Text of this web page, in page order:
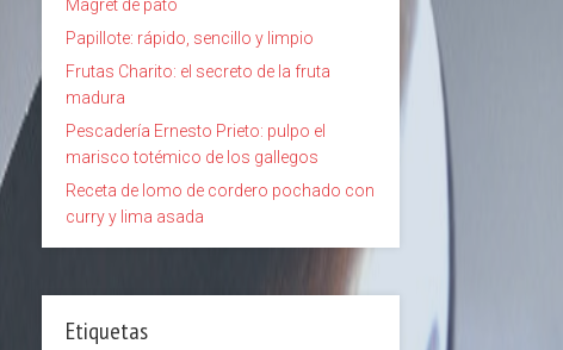
Magret de pato
Papillote: rápido, sencillo y limpio
Frutas Charito: el secreto de la fruta
madura
Pescadería Ernesto Prieto: pulpo el
marisco totémico de los gallegos
Receta de lomo de cordero pochado con
curry y lima asada
Etiquetas